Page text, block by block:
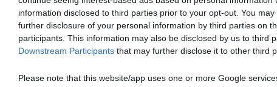
information disclosed to third parties prior to your opt-out. You
further disclosure of your personal information by third parties on
participants. This information may also be disclosed by us to third
Downstream Participants that may further disclose it to other third
Please note that this website/app uses one or more Google
Sacrae Scenae - Ardesio film festival